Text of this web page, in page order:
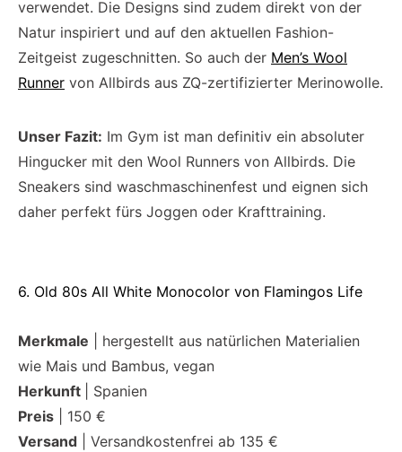
verwendet. Die Designs sind zudem direkt von der
Natur inspiriert und auf den aktuellen Fashion-
Zeitgeist zugeschnitten. So auch der Men’s Wool
Runner von Allbirds aus ZQ-zertifizierter Merinowolle.
Unser Fazit: Im Gym ist man definitiv ein absoluter
Hingucker mit den Wool Runners von Allbirds. Die
Sneakers sind waschmaschinenfest und eignen sich
daher perfekt fürs Joggen oder Krafttraining.
6. Old 80s All White Monocolor von Flamingos Life
Merkmale | hergestellt aus natürlichen Materialien
wie Mais und Bambus, vegan
Herkunft
| Spanien
Preis | 150 €
Versand | Versandkostenfrei ab 135 €